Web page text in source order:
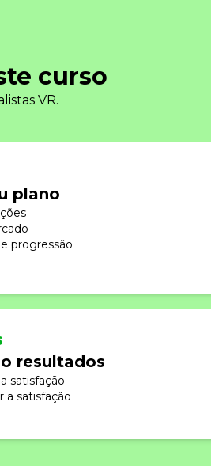
curso
VR.
plano
progressão
resultados
satisfação
a satisfação